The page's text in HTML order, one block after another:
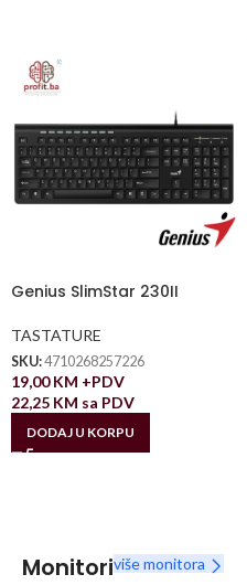
Genius SlimStar 230II
TASTATURE
SKU:4710268257226
19,00KM +PDV
22,25 KM sa PDV
DODAJ U KORPU
Monitoriviše monitora